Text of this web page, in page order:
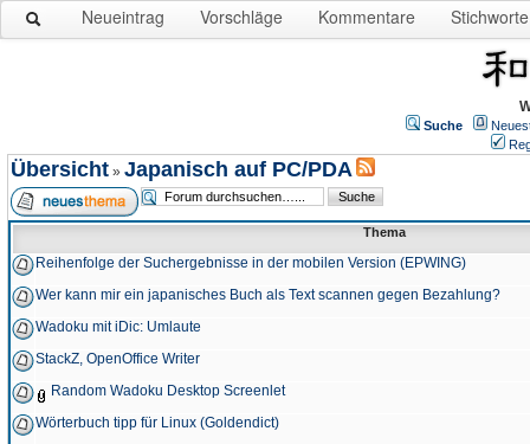
Neueintrag Vorschläge Kommentare Stichworte
Suche
Übersicht » Japanisch auf PC/PDA
Thema
Reihenfolge der Suchergebnisse in der mobilen Version (EPWING)
Wer kann mir ein japanisches Buch als Text scannen gegen Bezahlung?
Wadoku mit iDic: Umlaute
StackZ, OpenOffice Writer
Random Wadoku Desktop Screenlet
Wörterbuch tipp für Linux (Goldendict)